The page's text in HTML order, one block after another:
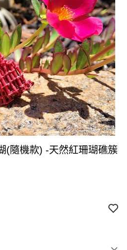
(隨機款) -天然紅珊瑚礁簇